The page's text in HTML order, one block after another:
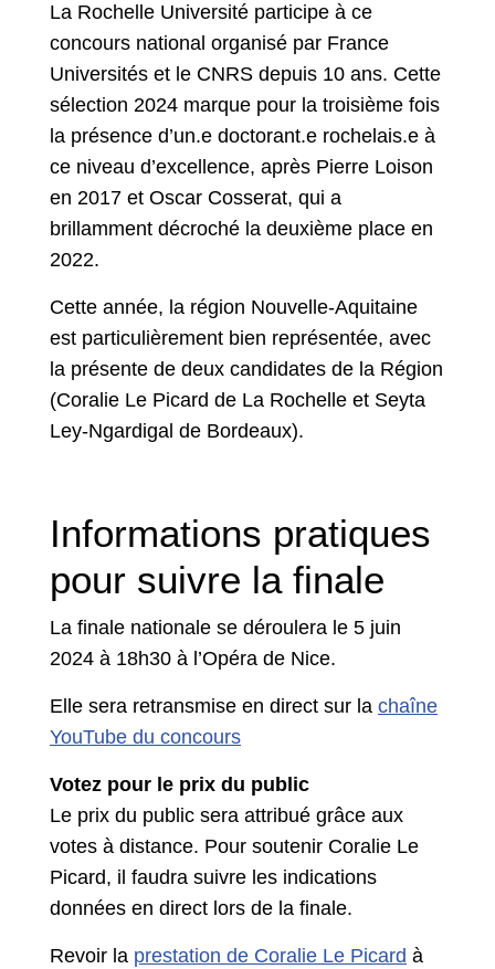
La Rochelle Université participe à ce
concours national organisé par France
Universités et le CNRS depuis 10 ans. Cette
sélection 2024 marque pour la troisième fois
la présence d’un.e doctorant.e rochelais.e à
ce niveau d’excellence, après Pierre Loison
en 2017 et Oscar Cosserat, qui a
brillamment décroché la deuxième place en
2022.
Cette année, la région Nouvelle-Aquitaine
est particulièrement bien représentée, avec
la présente de deux candidates de la Région
(Coralie Le Picard de La Rochelle et Seyta
Ley-Ngardigal de Bordeaux).
Informations pratiques
pour suivre la finale
La finale nationale se déroulera le 5 juin
2024 à 18h30 à l’Opéra de Nice.
Elle sera retransmise en direct sur la chaîne
YouTube du concours
Votez pour le prix du public
Le prix du public sera attribué grâce aux
votes à distance. Pour soutenir Coralie Le
Picard, il faudra suivre les indications
données en direct lors de la finale.
Revoir la prestation de Coralie Le Picard à